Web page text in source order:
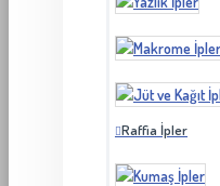
Raffia İpler